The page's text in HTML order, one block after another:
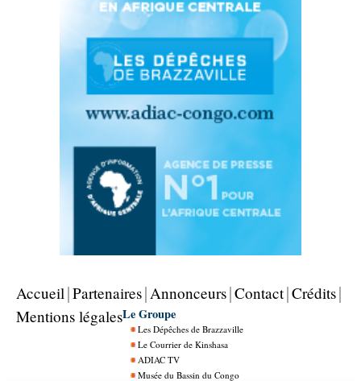
Accueil Partenaires Annonceurs Contact Crédits
Mentions légalesLe Groupe
Les Dépêches de Brazzaville
Le Courrier de Kinshasa
ADIAC TV
Musée du Bassin du Congo